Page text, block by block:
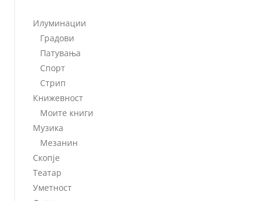
Илуминации
Градови
Патувања
Спорт
Стрип
Книжевност
Моите книги
Музика
Мезанин
Скопје
Театар
Уметност